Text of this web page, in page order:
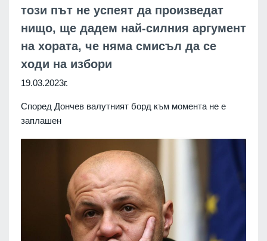
този път не успеят да произведат
нищо, ще дадем най-силния аргумент
на хората, че няма смисъл да се
ходи на избори
19.03.2023г.
Според Дончев валутният борд към момента не е
заплашен